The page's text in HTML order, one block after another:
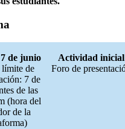
de junio
límite de
7 de
de las
(hora del
de la
Actividad inicial
Foro de